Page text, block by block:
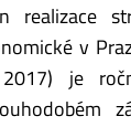
realizace
v
je